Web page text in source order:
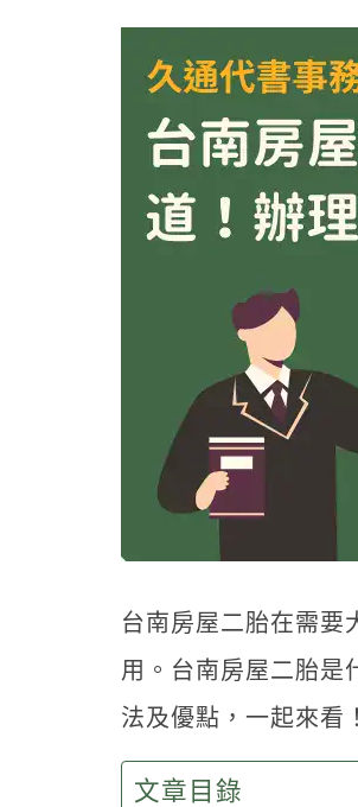
台南房屋二胎在需要
用。台南房屋二胎是
法及優點，一起來看！
文章目錄